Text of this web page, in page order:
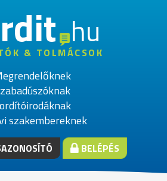
hu
& TOLMÁCSOK
szakembereknek
BELÉPÉS